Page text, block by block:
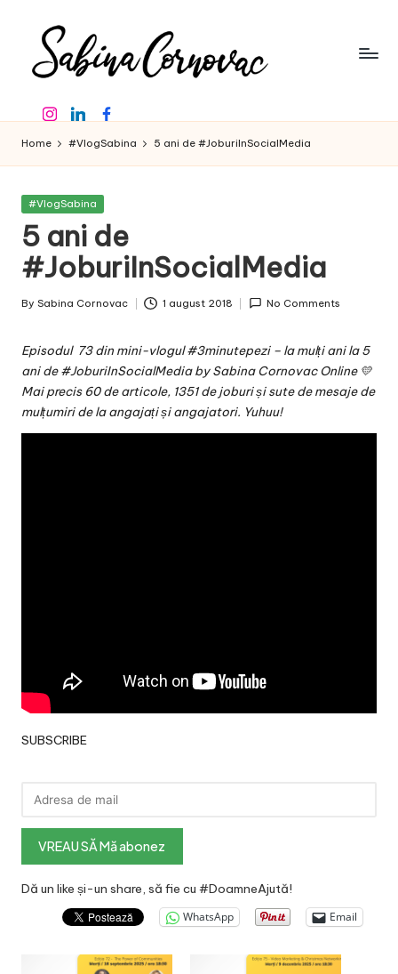
content
a
b
in
a
C
o
r
n
o
v
a
creator
de
16
-
InstagramLinkedinFacebook
Home #VlogSabina 5 ani de #JoburiInSocialMedia
Posted
#VlogSabina
5 ani de
#JoburiInSocialMedia
Posted
By Sabina Cornovac 1 august 2018 No Comments
Episodul 73 din mini-vlogul #3minutepezi – la mulți ani la 5
ani de #JoburiInSocialMedia by Sabina Cornovac Online 💛
Mai precis 60 de articole, 1351 de joburi și sute de mesaje de
mulțumiri de la angajați și angajatori. Yuhuu!
SUBSCRIBE
Dă un like și-un share, să fie cu #DoamneAjută!
WhatsApp Email